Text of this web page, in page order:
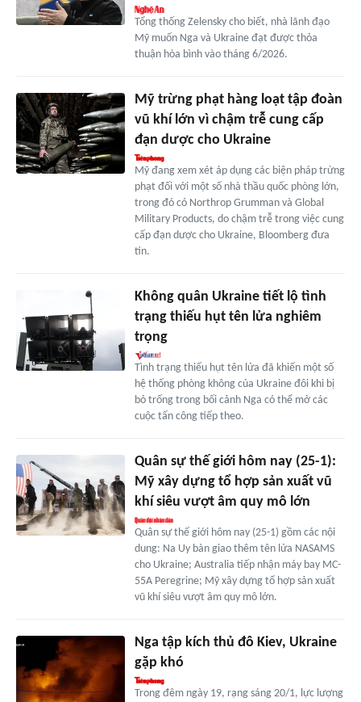
Tổng thống Zelensky cho biết, nhà lãnh đạo
Mỹ muốn Nga và Ukraine đạt được thỏa
thuận hòa bình vào tháng 6/2026.
Mỹ trừng phạt hàng loạt tập đoàn
vũ khí lớn vì chậm trễ cung cấp
đạn dược cho Ukraine
Mỹ đang xem xét áp dụng các biện pháp trừng
phạt đối với một số nhà thầu quốc phòng lớn,
trong đó có Northrop Grumman và Global
Military Products, do chậm trễ trong việc cung
cấp đạn dược cho Ukraine, Bloomberg đưa
tin.
Không quân Ukraine tiết lộ tình
trạng thiếu hụt tên lửa nghiêm
trọng
Tình trạng thiếu hụt tên lửa đã khiến một số
hệ thống phòng không của Ukraine đôi khi bị
bỏ trống trong bối cảnh Nga có thể mở các
cuộc tấn công tiếp theo.
Quân sự thế giới hôm nay (25-1):
Mỹ xây dựng tổ hợp sản xuất vũ
khí siêu vượt âm quy mô lớn
Quân sự thế giới hôm nay (25-1) gồm các nội
dung: Na Uy bàn giao thêm tên lửa NASAMS
cho Ukraine; Australia tiếp nhận máy bay MC-
55A Peregrine; Mỹ xây dựng tổ hợp sản xuất
vũ khí siêu vượt âm quy mô lớn.
Nga tập kích thủ đô Kiev, Ukraine
gặp khó
Trong đêm ngày 19, rạng sáng 20/1, lực lượng